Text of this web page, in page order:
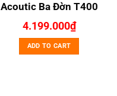
Acoutic Ba Đờn T400
4.199.000₫
ADD TO CART